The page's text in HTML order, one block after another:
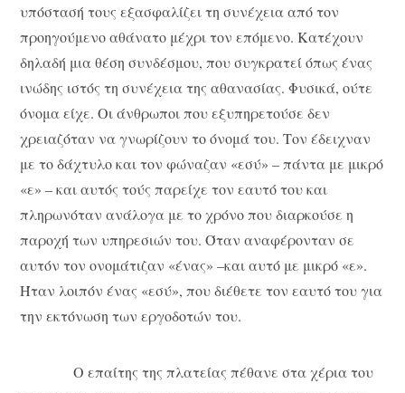
υπόστασή τους εξασφαλίζει τη συνέχεια από τον
προηγούμενο αθάνατο μέχρι τον επόμενο. Κατέχουν
δηλαδή μια θέση συνδέσμου, που συγκρατεί όπως ένας
ινώδης ιστός τη συνέχεια της αθανασίας. Φυσικά, ούτε
όνομα είχε. Οι άνθρωποι που εξυπηρετούσε δεν
χρειαζόταν να γνωρίζουν το όνομά του. Τον έδειχναν
με το δάχτυλο και τον φώναζαν «εσύ» – πάντα με μικρό
«ε» – και αυτός τούς παρείχε τον εαυτό του και
πληρωνόταν ανάλογα με το χρόνο που διαρκούσε η
παροχή των υπηρεσιών του. Όταν αναφέρονταν σε
αυτόν τον ονομάτιζαν «ένας» –και αυτό με μικρό «ε».
Ήταν λοιπόν ένας «εσύ», που διέθετε τον εαυτό του για
την εκτόνωση των εργοδοτών του.
Ο επαίτης της πλατείας πέθανε στα χέρια του